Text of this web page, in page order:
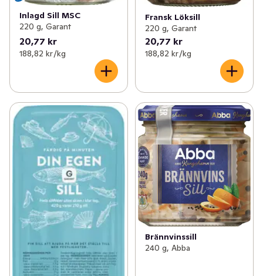
Inlagd Sill MSC
220 g, Garant
20,77 kr
188,82 kr /kg
Fransk Löksill
220 g, Garant
20,77 kr
188,82 kr /kg
Brännvinssill
240 g, Abba